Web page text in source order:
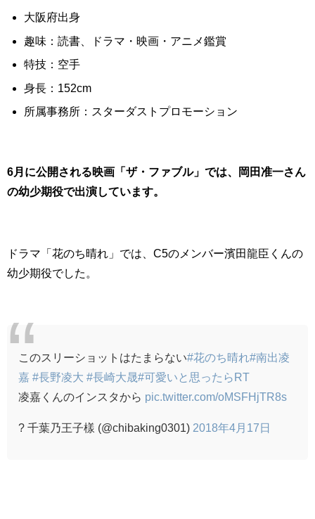
大阪府出身
趣味：読書、ドラマ・映画・アニメ鑑賞
特技：空手
身長：152cm
所属事務所：スターダストプロモーション
6月に公開される映画「ザ・ファブル」では、岡田准一さん
の幼少期役で出演しています。
ドラマ「花のち晴れ」では、C5のメンバー濱田龍臣くんの
幼少期役でした。
このスリーショットはたまらない#花のち晴れ#南出凌
嘉 #長野凌大 #長崎大晟#可愛いと思ったらRT
凌嘉くんのインスタから pic.twitter.com/oMSFHjTR8s
? 千葉乃王子樣 (@chibaking0301) 2018年4月17日